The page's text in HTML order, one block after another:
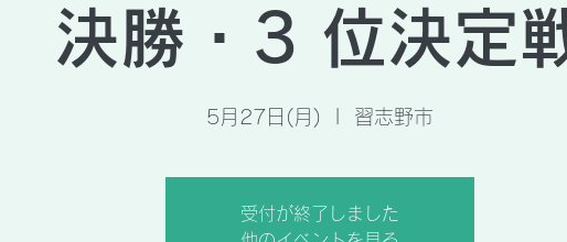
決勝・3 位決定
5月27日(月) 習志野市
受付が終了しました